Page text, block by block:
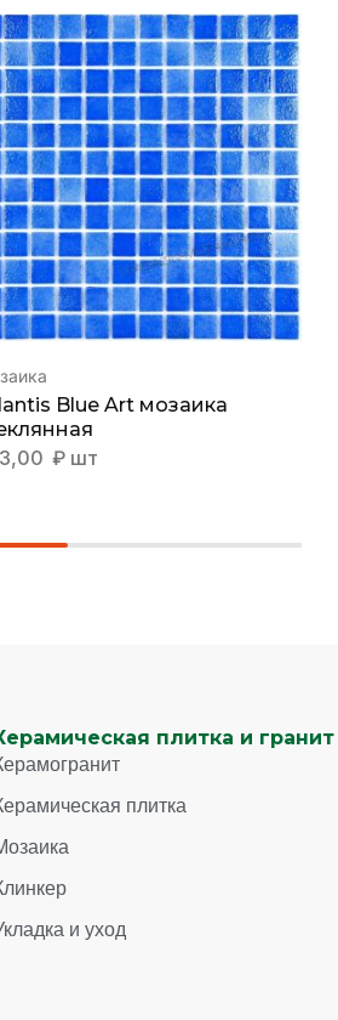
Blue Art мозаика
₽ шт
плитка и гранит
плитка
и уход